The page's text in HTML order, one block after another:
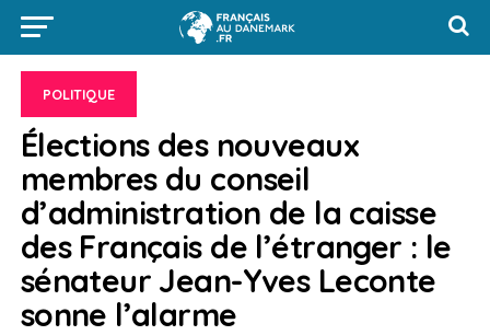
POLITIQUE
Élections des nouveaux
membres du conseil
d’administration de la caisse
des Français de l’étranger : le
sénateur Jean-Yves Leconte
sonne l’alarme